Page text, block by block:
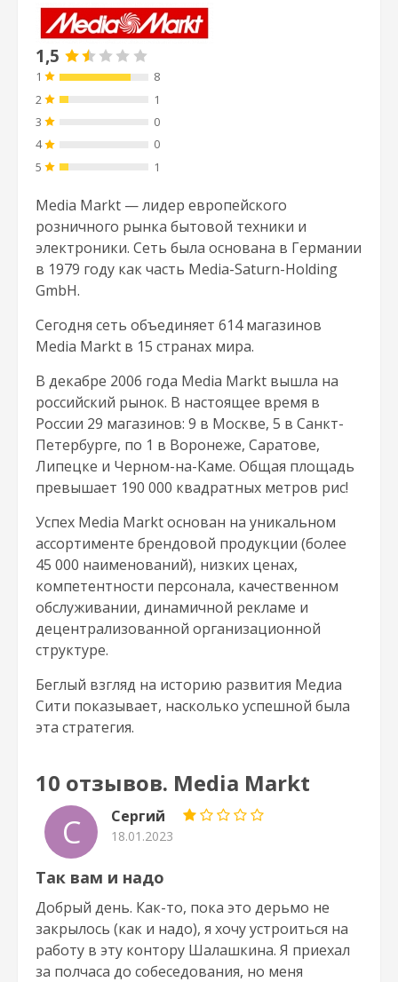
1,5
1
8
2
1
3
0
4
0
5
1
Media Markt — лидер европейского
розничного рынка бытовой техники и
электроники. Сеть была основана в Германии
в 1979 году как часть Media-Saturn-Holding
GmbH.
Сегодня сеть объединяет 614 магазинов
Media Markt в 15 странах мира.
В декабре 2006 года Media Markt вышла на
российский рынок. В настоящее время в
России 29 магазинов: 9 в Москве, 5 в Санкт-
Петербурге, по 1 в Воронеже, Саратове,
Липецке и Черном-на-Каме. Общая площадь
превышает 190 000 квадратных метров рис!
Успех Media Markt основан на уникальном
ассортименте брендовой продукции (более
45 000 наименований), низких ценах,
компетентности персонала, качественном
обслуживании, динамичной рекламе и
децентрализованной организационной
структуре.
Беглый взгляд на историю развития Медиа
Сити показывает, насколько успешной была
эта стратегия.
10 отзывов. Media Markt
С Сергий
18.01.2023
Так вам и надо
Добрый день. Как-то, пока это дерьмо не
закрылось (как и надо), я хочу устроиться на
работу в эту контору Шалашкина. Я приехал
за полчаса до собеседования, но меня